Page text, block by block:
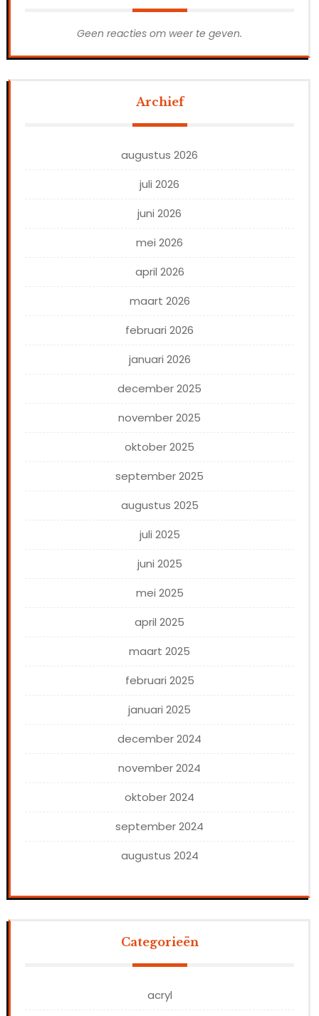
Geen reacties om weer te geven.
Archief
augustus 2026
juli 2026
juni 2026
mei 2026
april 2026
maart 2026
februari 2026
januari 2026
december 2025
november 2025
oktober 2025
september 2025
augustus 2025
juli 2025
juni 2025
mei 2025
april 2025
maart 2025
februari 2025
januari 2025
december 2024
november 2024
oktober 2024
september 2024
augustus 2024
Categorieën
acryl